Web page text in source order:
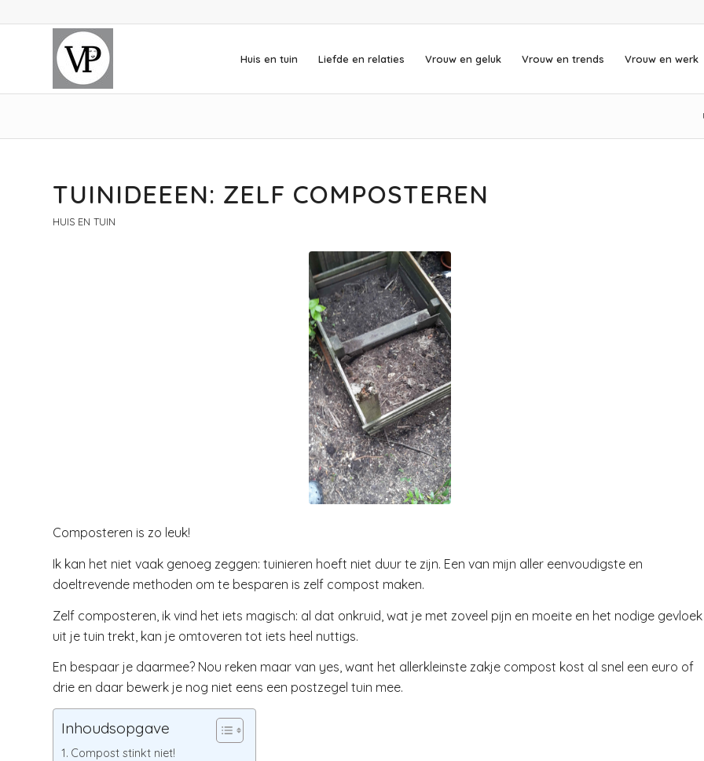
Huis en tuin Liefde en relaties Vrouw en geluk Vrouw en trends Vrouw en werk
TUINIDEEEN: ZELF COMPOSTEREN
HUIS EN TUIN
Composteren is zo leuk!
Ik kan het niet vaak genoeg zeggen: tuinieren hoeft niet duur te zijn. Een van mijn aller eenvoudigste en
doeltrevende methoden om te besparen is zelf compost maken.
Zelf composteren, ik vind het iets magisch: al dat onkruid, wat je met zoveel pijn en moeite en het nodige gevloek
uit je tuin trekt, kan je omtoveren tot iets heel nuttigs.
En bespaar je daarmee? Nou reken maar van yes, want het allerkleinste zakje compost kost al snel een euro of
drie en daar bewerk je nog niet eens een postzegel tuin mee.
Inhoudsopgave
Compost stinkt niet!